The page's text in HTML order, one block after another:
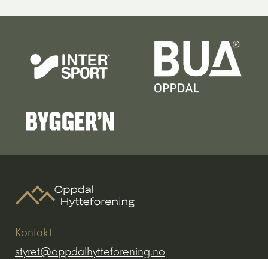
Kontakt
styret@oppdalhytteforening.no